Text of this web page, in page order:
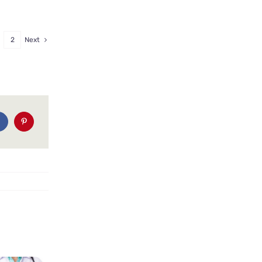
2 Next